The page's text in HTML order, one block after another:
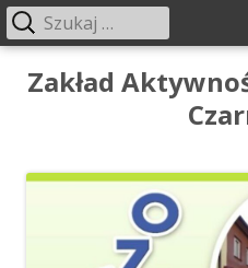
Przeskocz
Zakład
Menu
główne
Szukaj: